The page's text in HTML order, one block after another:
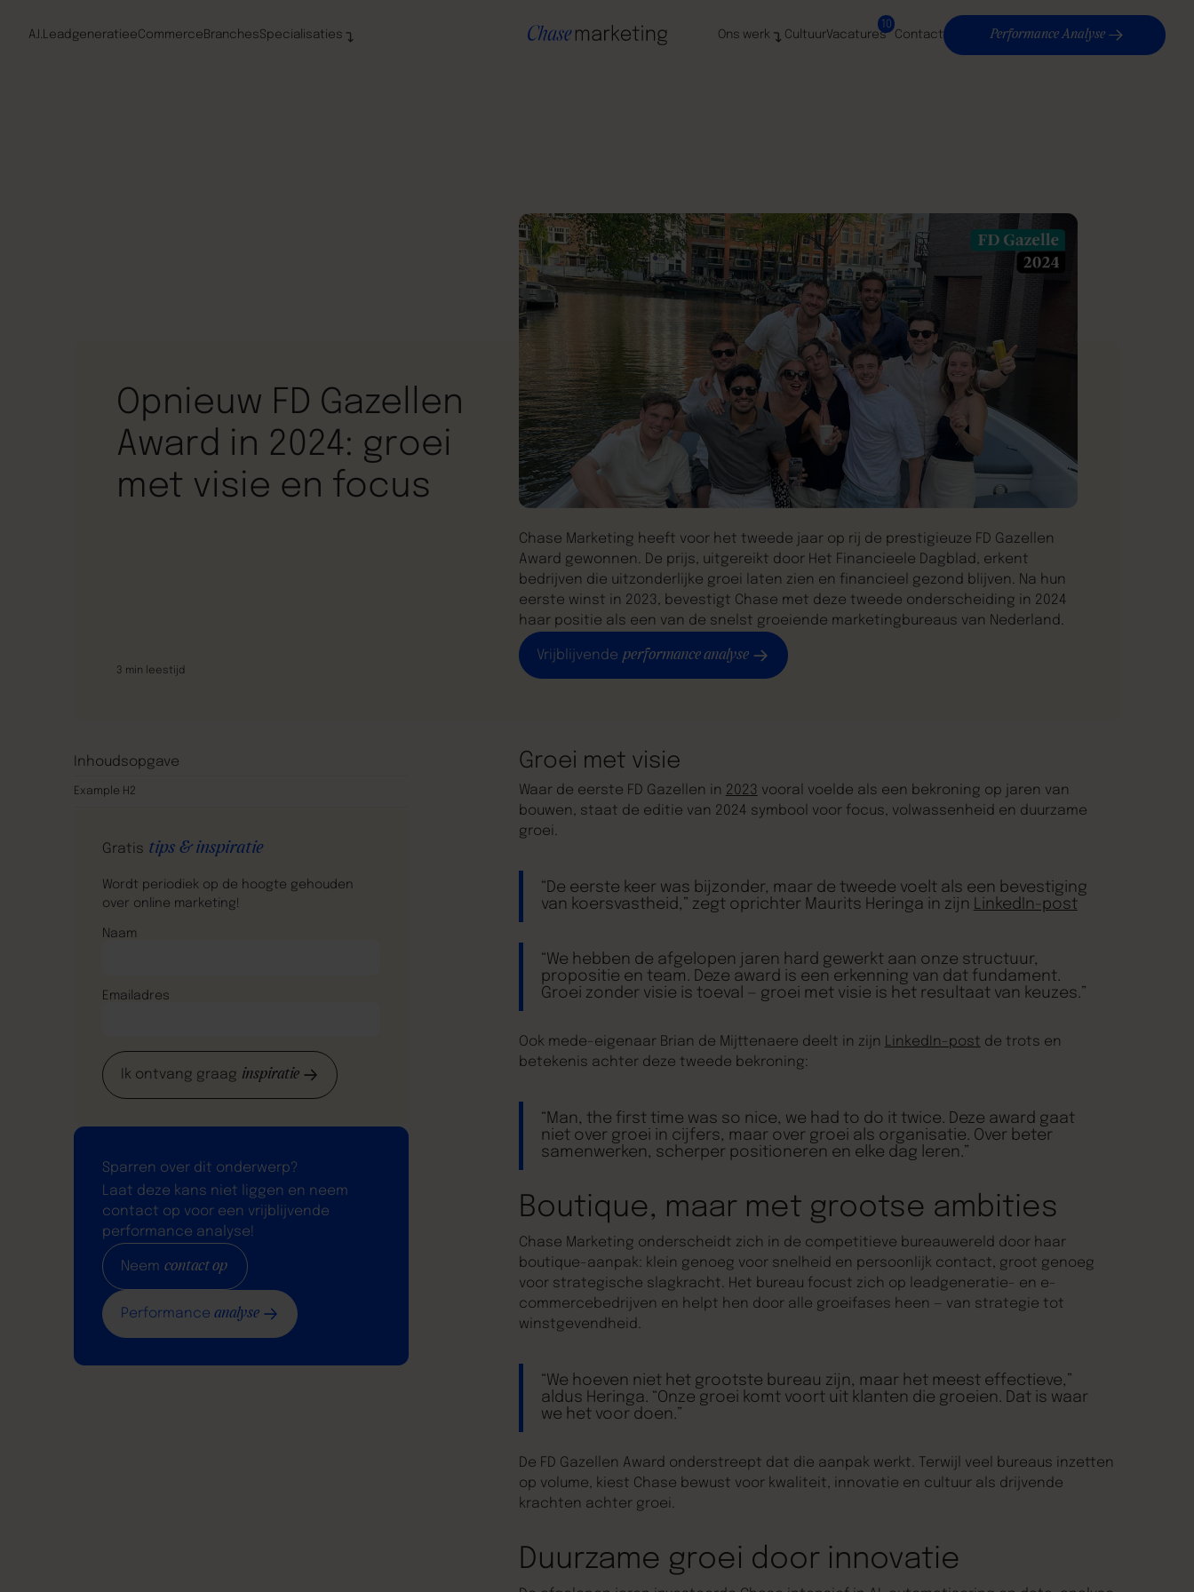
A.I. LeadgeneratieeCommerce BranchesSpecialisaties Ons werk CultuurVacatures
10
Contact Performance Analyse
Opnieuw FD Gazellen
Award in 2024: groei
met visie en focus
Chase Marketing heeft voor het tweede jaar op rij de prestigieuze FD Gazellen
Award gewonnen. De prijs, uitgereikt door Het Financieele Dagblad, erkent
bedrijven die uitzonderlijke groei laten zien en financieel gezond blijven. Na hun
eerste winst in 2023, bevestigt Chase met deze tweede onderscheiding in 2024
haar positie als een van de snelst groeiende marketingbureaus van Nederland.
Vrijblijvende performance analyse
3 min leestijd
Inhoudsopgave
Example H2
Gratis tips & inspiratie
Wordt periodiek op de hoogte gehouden
over online marketing!
Naam
Emailadres
Ik ontvang graag inspiratie
Sparren over dit onderwerp?
Laat deze kans niet liggen en neem
contact op voor een vrijblijvende
performance analyse!
Neem contact op
Performance analyse
Groei met visie
Waar de eerste FD Gazellen in 2023 vooral voelde als een bekroning op jaren van
bouwen, staat de editie van 2024 symbool voor focus, volwassenheid en duurzame
groei.
“De eerste keer was bijzonder, maar de tweede voelt als een bevestiging
van koersvastheid,” zegt oprichter Maurits Heringa in zijn LinkedIn-post
“We hebben de afgelopen jaren hard gewerkt aan onze structuur,
propositie en team. Deze award is een erkenning van dat fundament.
Groei zonder visie is toeval — groei met visie is het resultaat van keuzes.”
Ook mede-eigenaar Brian de Mijttenaere deelt in zijn LinkedIn-post de trots en
betekenis achter deze tweede bekroning:
“Man, the first time was so nice, we had to do it twice. Deze award gaat
niet over groei in cijfers, maar over groei als organisatie. Over beter
samenwerken, scherper positioneren en elke dag leren.”
Boutique, maar met grootse ambities
Chase Marketing onderscheidt zich in de competitieve bureauwereld door haar
boutique-aanpak: klein genoeg voor snelheid en persoonlijk contact, groot genoeg
voor strategische slagkracht. Het bureau focust zich op leadgeneratie- en e-
commercebedrijven en helpt hen door alle groeifases heen — van strategie tot
winstgevendheid.
“We hoeven niet het grootste bureau zijn, maar het meest effectieve,”
aldus Heringa. “Onze groei komt voort uit klanten die groeien. Dat is waar
we het voor doen.”
De FD Gazellen Award onderstreept dat die aanpak werkt. Terwijl veel bureaus inzetten
op volume, kiest Chase bewust voor kwaliteit, innovatie en cultuur als drijvende
krachten achter groei.
Duurzame groei door innovatie